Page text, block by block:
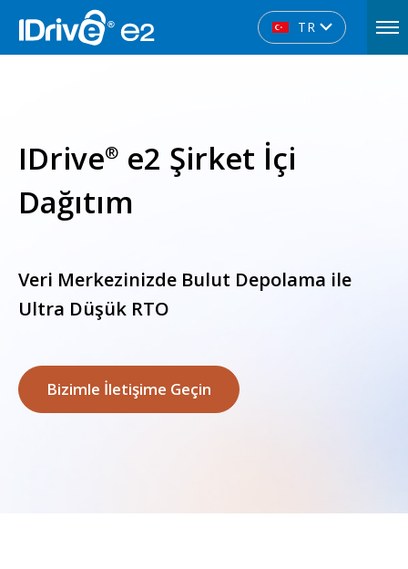
TR
IDrive® e2 Şirket İçi
Dağıtım
Veri Merkezinizde Bulut Depolama ile
Ultra Düşük RTO
Bizimle İletişime Geçin